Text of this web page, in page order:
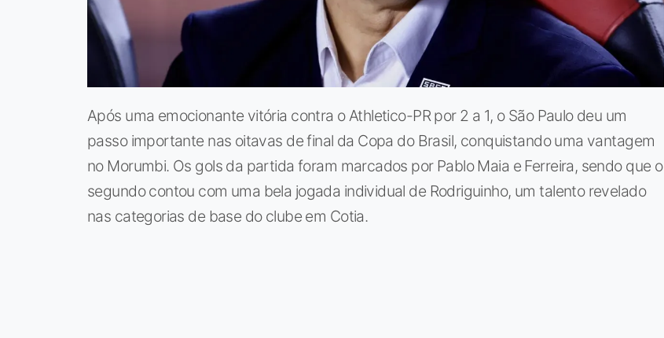
Após uma emocionante vitória contra o Athletico-PR por 2 a 1, o São Paulo deu um
passo importante nas oitavas de final da Copa do Brasil, conquistando uma vantagem
no Morumbi. Os gols da partida foram marcados por Pablo Maia e Ferreira, sendo que o
segundo contou com uma bela jogada individual de Rodriguinho, um talento revelado
nas categorias de base do clube em Cotia.